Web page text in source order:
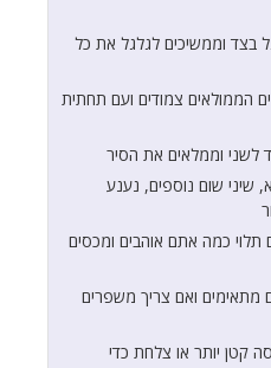
בצד וממשיכים לגלגל את כל
הממולאים צמודים ועם תחתית
לשני וממלאים את הסיר
שיני שום נוספים, נענע
תלוי כמה אתם אוהבים ומכסים
מתאימים ואם צריך משפרים
קטן יותר או צלחת כדי